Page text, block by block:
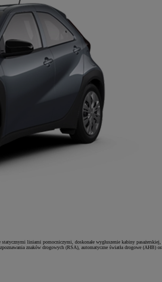
liniami pomocniczymi, doskonałe wygłuszenie kabiny
znaków drogowych (RSA), automatyczne światła drogowe (AHB)